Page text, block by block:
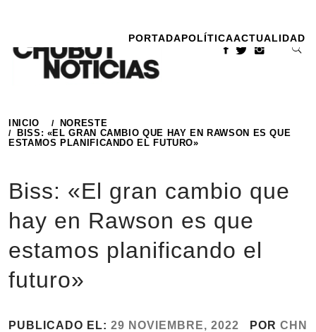
contenido
PORTADAPOLÍTICAACTUALIDAD
INICIO
NORESTE
BISS: «EL GRAN CAMBIO QUE HAY EN RAWSON ES QUE
ESTAMOS PLANIFICANDO EL FUTURO»
Biss: «El gran cambio que
hay en Rawson es que
estamos planificando el
futuro»
PUBLICADO EL: 29 NOVIEMBRE, 2022 POR CHN